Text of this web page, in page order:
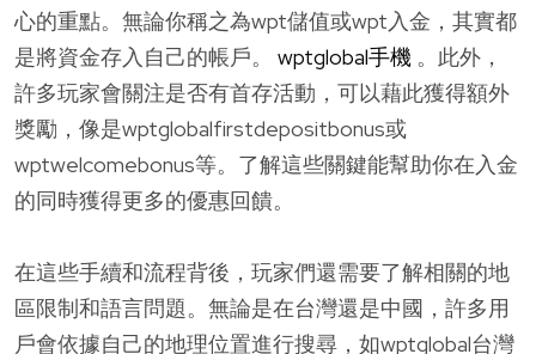
心的重點。無論你稱之為wpt儲值或wpt入金，其實都
是將資金存入自己的帳戶。 wptglobal手機 。此外，
許多玩家會關注是否有首存活動，可以藉此獲得額外
獎勵，像是wptglobalfirstdepositbonus或
wptwelcomebonus等。了解這些關鍵能幫助你在入金
的同時獲得更多的優惠回饋。
在這些手續和流程背後，玩家們還需要了解相關的地
區限制和語言問題。無論是在台灣還是中國，許多用
戶會依據自己的地理位置進行搜尋，如wptglobal台灣